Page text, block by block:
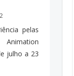
pelas
julho a 23